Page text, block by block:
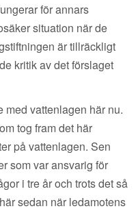
för annars
situation när de
är tillräckligt
kritik av det förslaget
med vattenlagen här nu.
tog fram det här
på vattenlagen. Sen
som var ansvarig för
i tre år och trots det så
sedan när ledamotens